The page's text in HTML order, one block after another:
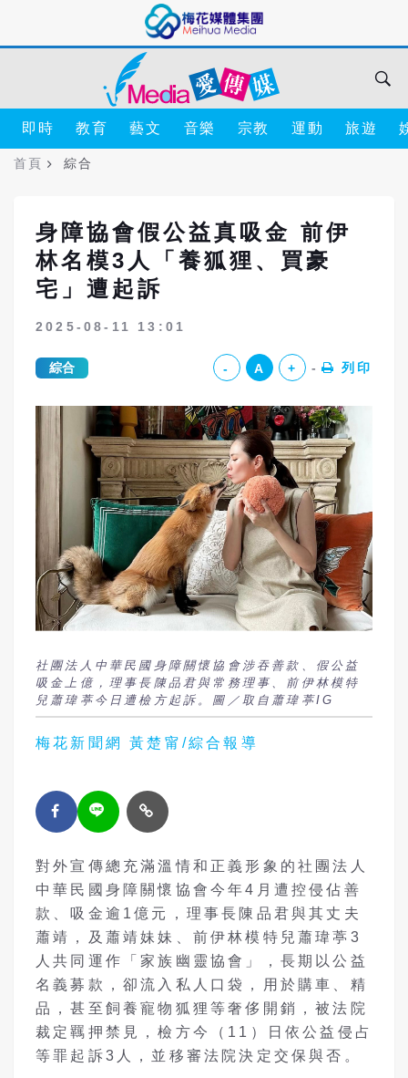
即時 教育 藝文 音樂 宗教 運動 旅遊
首頁 綜合
身障協會假公益真吸金 前伊
林名模3人「養狐狸、買豪
宅」遭起訴
2025-08-11 13:01
綜合 - A + 列印
社團法人中華民國身障關懷協會涉吞善款、假公益
吸金上億，理事長陳品君與常務理事、前伊林模特
兒蕭瑋葶今日遭檢方起訴。圖／取自蕭瑋葶IG
梅花新聞網 黃楚甯/綜合報導
對外宣傳總充滿溫情和正義形象的社團法人
中華民國身障關懷協會今年4月遭控侵佔善
款、吸金逾1億元，理事長陳品君與其丈夫
蕭靖，及蕭靖妹妹、前伊林模特兒蕭瑋葶3
人共同運作「家族幽靈協會」，長期以公益
名義募款，卻流入私人口袋，用於購車、精
品，甚至飼養寵物狐狸等奢侈開銷，被法院
裁定羈押禁見，檢方今（11）日依公益侵占
等罪起訴3人，並移審法院決定交保與否。